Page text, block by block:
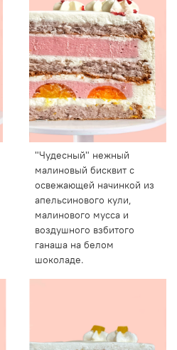
"Чудесный" нежный
малиновый бисквит с
освежающей начинкой из
апельсинового кули,
малинового мусса и
воздушного взбитого
ганаша на белом
шоколаде.